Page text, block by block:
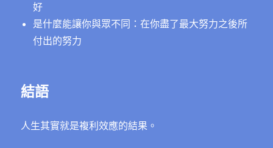
好
是什麼能讓你與眾不同：在你盡了最大努力之後所
付出的努力
結語
人生其實就是複利效應的結果。